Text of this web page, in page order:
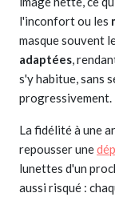
l'inconfort ou les
masque souvent
adaptées,
s'y habitue, sans
progressivement.
La fidélité à une
repousser une
lunettes d'un
aussi risqué :